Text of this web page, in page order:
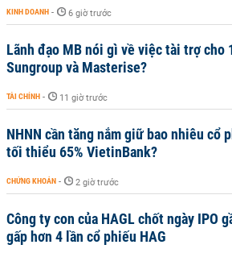
KINH DOANH - 6 giờ trước
Lãnh đạo MB nói gì về việc tài trợ cho
Sungroup và Masterise?
TÀI CHÍNH - 11 giờ trước
NHNN cần tăng nắm giữ bao nhiêu cổ
tối thiểu 65% VietinBank?
CHỨNG KHOÁN - 2 giờ trước
Công ty con của HAGL chốt ngày IPO
gấp hơn 4 lần cổ phiếu HAG